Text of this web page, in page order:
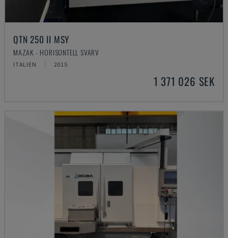
QTN 250 II MSY
MAZAK - HORISONTELL SVARV
ITALIEN 2015
1 371 026 SEK